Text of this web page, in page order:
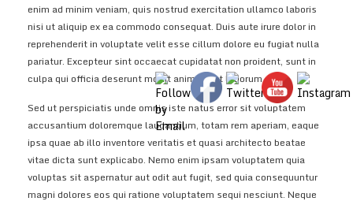
enim ad minim veniam, quis nostrud exercitation ullamco laboris
nisi ut aliquip ex ea commodo consequat. Duis aute irure dolor in
reprehenderit in voluptate velit esse cillum dolore eu fugiat nulla
pariatur. Excepteur sint occaecat cupidatat non proident, sunt in
culpa qui officia deserunt mollit anim id est laborum.
Sed ut perspiciatis unde omnis iste natus error sit voluptatem
accusantium doloremque laudantium, totam rem aperiam, eaque
ipsa quae ab illo inventore veritatis et quasi architecto beatae
vitae dicta sunt explicabo. Nemo enim ipsam voluptatem quia
voluptas sit aspernatur aut odit aut fugit, sed quia consequuntur
magni dolores eos qui ratione voluptatem sequi nesciunt. Neque